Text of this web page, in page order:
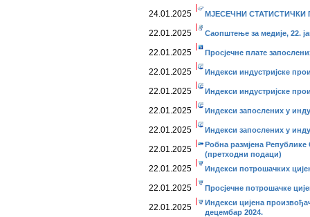
24.01.2025 МЈЕСЕЧНИ СТАТИСТИЧКИ
22.01.2025 Саопштење за медије, 22.
22.01.2025 Просјечне плате
22.01.2025 Индекси индустријске
22.01.2025 Индекси индустријске
22.01.2025 Индекси запослених у
22.01.2025 Индекси запослених у
22.01.2025
Робна размјена
(претходни подаци)
22.01.2025 Индекси потрошачких
22.01.2025 Просјечне потрошачке
22.01.2025
Индекси цијена
децембар 2024.